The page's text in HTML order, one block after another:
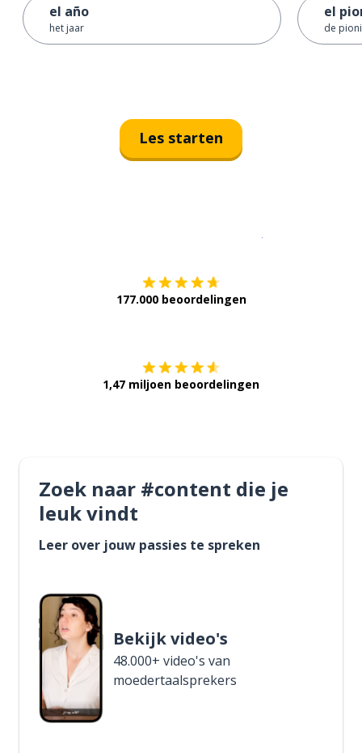
el año
het jaar
el
de
Les starten
177.000 beoordelingen
1,47 miljoen beoordelingen
Zoek naar #content die je
leuk vindt
Leer over jouw passies te spreken
Bekijk video's
48.000+ video's van
moedertaalsprekers